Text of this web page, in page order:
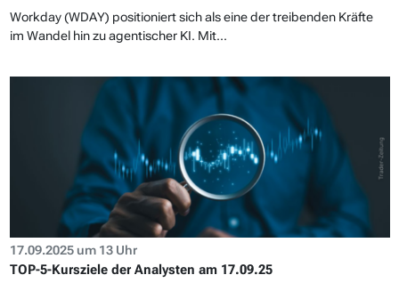
Workday (WDAY) positioniert sich als eine der treibenden Kräfte
im Wandel hin zu agentischer KI. Mit...
17.09.2025 um 13 Uhr
TOP-5-Kursziele der Analysten am 17.09.25